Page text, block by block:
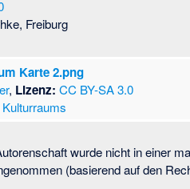
Freiburg
Karte 2.png
, Lizenz: CC BY-SA 3.0
wurde nicht in einer
(basierend auf den